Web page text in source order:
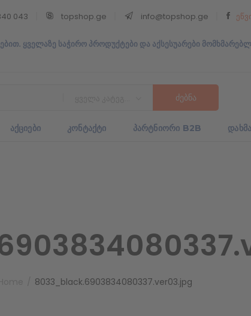
043 topshop.ge info@topshop.ge
ყველაზე საჭირო პროდუქტები და აქსესუარები
ᲐᲥᲪᲘᲔᲑᲘ ᲙᲝᲜᲢᲐᲥᲢᲘ ᲞᲐᲠᲢᲜᲘᲝᲠᲘ B2B
8033_black.6903834080337.ver03.jpg